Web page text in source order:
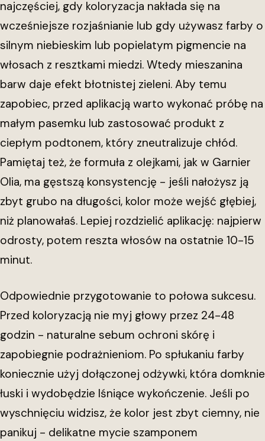
najczęściej, gdy koloryzacja nakłada się na
wcześniejsze rozjaśnianie lub gdy używasz farby o
silnym niebieskim lub popielatym pigmencie na
włosach z resztkami miedzi. Wtedy mieszanina
barw daje efekt błotnistej zieleni. Aby temu
zapobiec, przed aplikacją warto wykonać próbę na
małym pasemku lub zastosować produkt z
ciepłym podtonem, który zneutralizuje chłód.
Pamiętaj też, że formuła z olejkami, jak w Garnier
Olia, ma gęstszą konsystencję - jeśli nałożysz ją
zbyt grubo na długości, kolor może wejść głębiej,
niż planowałaś. Lepiej rozdzielić aplikację: najpierw
odrosty, potem reszta włosów na ostatnie 10-15
minut.
Odpowiednie przygotowanie to połowa sukcesu.
Przed koloryzacją nie myj głowy przez 24-48
godzin - naturalne sebum ochroni skórę i
zapobiegnie podrażnieniom. Po spłukaniu farby
koniecznie użyj dołączonej odżywki, która domknie
łuski i wydobędzie lśniące wykończenie. Jeśli po
wyschnięciu widzisz, że kolor jest zbyt ciemny, nie
panikuj - delikatne mycie szamponem